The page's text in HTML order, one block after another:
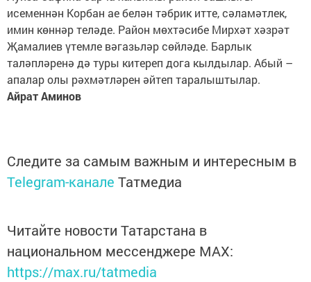
исеменнән Корбан ае белән тәбрик итте, сәламәтлек,
имин көннәр теләде. Район мөхтәсибе Мирхәт хәзрәт
Җамалиев үтемле вәгазьләр сөйләде. Барлык
таләпләренә дә туры китереп дога кылдылар. Абый –
апалар олы рәхмәтләрен әйтеп таралыштылар.
Айрат Аминов
Следите за самым важным и интересным в
Telegram-канале Татмедиа
Читайте новости Татарстана в
национальном мессенджере MАХ:
https://max.ru/tatmedia